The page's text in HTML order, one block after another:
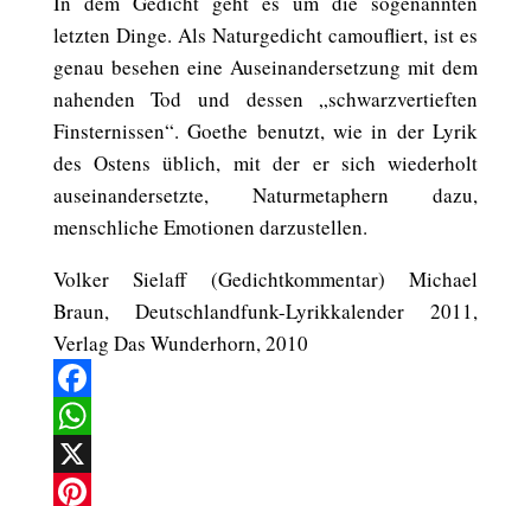
letzten Dinge. Als Naturgedicht camoufliert, ist es
genau besehen eine Auseinandersetzung mit dem
nahenden Tod und dessen „schwarzvertieften
Finsternissen“. Goethe benutzt, wie in der Lyrik
des Ostens üblich, mit der er sich wiederholt
auseinandersetzte, Naturmetaphern dazu,
menschliche Emotionen darzustellen.
Volker Sielaff (Gedichtkommentar) Michael
Braun, Deutschlandfunk-Lyrikkalender 2011,
Verlag Das Wunderhorn, 2010
Facebook
WhatsApp
X